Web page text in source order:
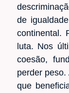
de
continental.
luta. Nos
coesão,
perder
que